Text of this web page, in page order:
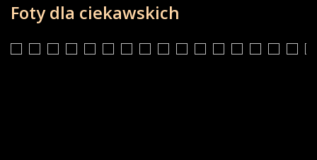
Foty dla ciekawskich